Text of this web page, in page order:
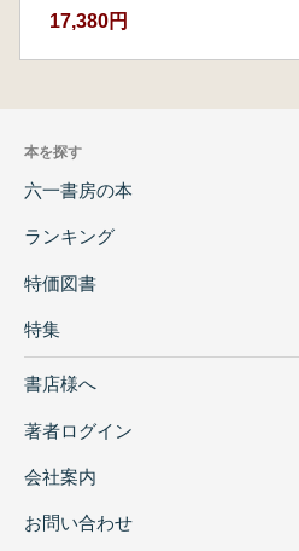
17,380円
本を探す
六一書房の本
ランキング
特価図書
特集
書店様へ
著者ログイン
会社案内
お問い合わせ